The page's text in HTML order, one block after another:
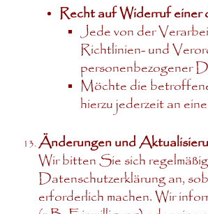
Recht auf Widerruf einer
Jede von der
Richtlinien- und
personenbezogener
Möchte die
hierzu jederzeit an
Änderungen und
Wir bitten Sie sich
Datenschutzerklärung an,
erforderlich machen. Wir